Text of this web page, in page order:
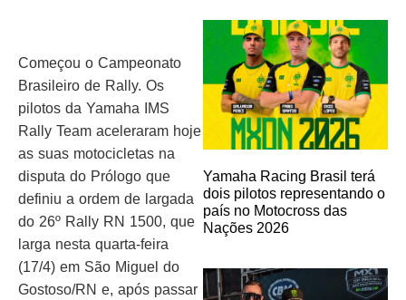
Começou o Campeonato
Brasileiro de Rally. Os
pilotos da Yamaha IMS
Rally Team aceleraram hoje
as suas motocicletas na
disputa do Prólogo que
definiu a ordem de largada
do 26º Rally RN 1500, que
larga nesta quarta-feira
(17/4) em São Miguel do
Gostoso/RN e, após passar
Yamaha Racing Brasil terá
dois pilotos representando o
país no Motocross das
Nações 2026